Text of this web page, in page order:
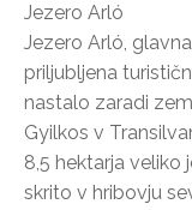
Jezero Arló
Jezero Arló,
priljubljena
nastalo zaradi
Gyilkos v
8,5 hektarja veliko
skrito v hribovju